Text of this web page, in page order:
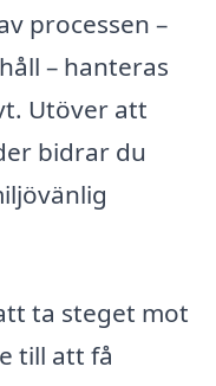
processen –
– hanteras
Utöver att
bidrar du
ta steget mot
till att få